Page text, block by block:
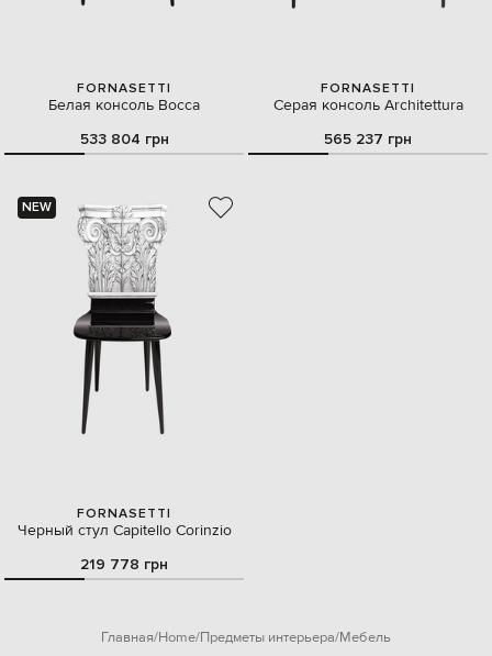
FORNASETTI
Белая консоль Bocca
533 804 грн
FORNASETTI
Серая консоль Architettura
565 237 грн
NEW
FORNASETTI
Черный стул Capitello Corinzio
219 778 грн
Главная Home Предметы интерьера Мебель